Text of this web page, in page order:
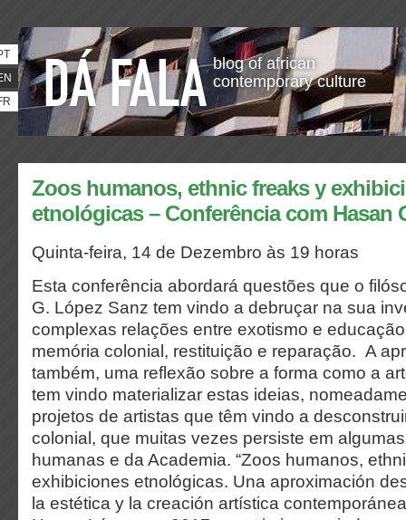
blog of african
contemporary culture
Zoos humanos, ethnic freaks y
etnológicas – Conferência com Hasan
Quinta-feira, 14 de Dezembro às 19 horas
Esta conferência abordará questões que o
G. López Sanz tem vindo a debruçar na sua
complexas relações entre exotismo e
memória colonial, restituição e reparação. A
também, uma reflexão sobre a forma como a
tem vindo materializar estas ideias,
projetos de artistas que têm vindo a
colonial, que muitas vezes persiste em
humanas e da Academia. “Zoos humanos,
exhibiciones etnológicas. Una aproximación
la estética y la creación artística